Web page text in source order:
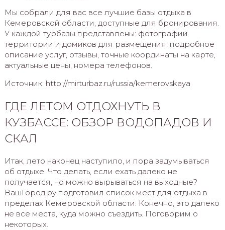
Мы собрали для вас все лучшие базы отдыха в
Кемеровской области, доступные для бронирования.
У каждой турбазы представлены: фотографии
территории и домиков для размещения, подробное
описание услуг, отзывы, точные координаты на карте,
актуальные цены, номера телефонов.
Источник: http://mirturbaz.ru/russia/kemerovskaya
ГДЕ ЛЕТОМ ОТДОХНУТЬ В
КУЗБАССЕ: ОБЗОР ВОДОПАДОВ И
СКАЛ
Итак, лето наконец наступило, и пора задумываться
об отдыхе. Что делать, если ехать далеко не
получается, но можно вырываться на выходные?
ВашГород.ру подготовил список мест для отдыха в
пределах Кемеровской области. Конечно, это далеко
не все места, куда можно съездить. Поговорим о
некоторых.